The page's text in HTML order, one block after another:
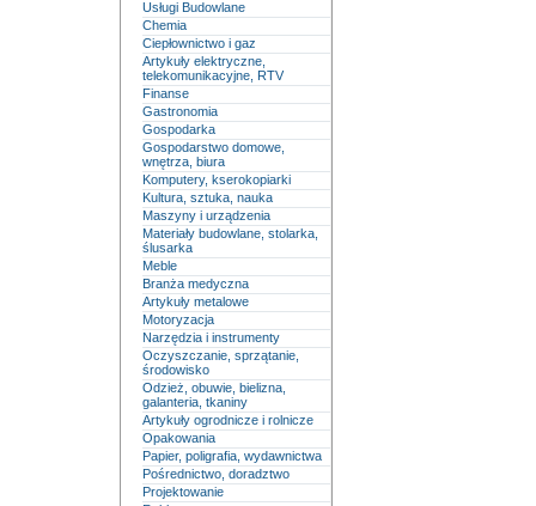
Usługi Budowlane
Chemia
Ciepłownictwo i gaz
Artykuły elektryczne,
telekomunikacyjne, RTV
Finanse
Gastronomia
Gospodarka
Gospodarstwo domowe,
wnętrza, biura
Komputery, kserokopiarki
Kultura, sztuka, nauka
Maszyny i urządzenia
Materiały budowlane, stolarka,
ślusarka
Meble
Branża medyczna
Artykuły metalowe
Motoryzacja
Narzędzia i instrumenty
Oczyszczanie, sprzątanie,
środowisko
Odzież, obuwie, bielizna,
galanteria, tkaniny
Artykuły ogrodnicze i rolnicze
Opakowania
Papier, poligrafia, wydawnictwa
Pośrednictwo, doradztwo
Projektowanie